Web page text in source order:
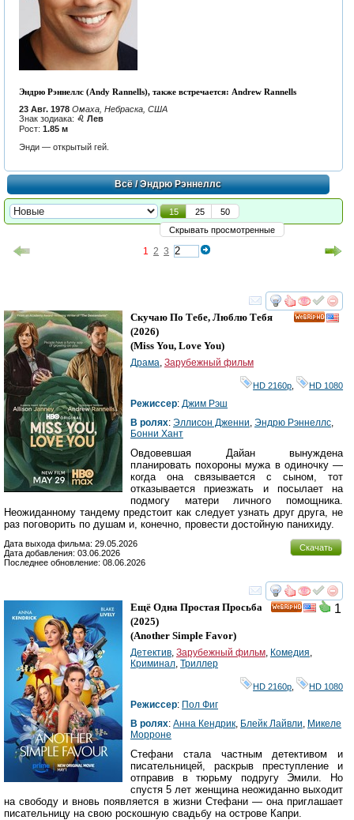
Эндрю Рэннеллс (Andy Rannells), также встречается: Andrew Rannells
23 Авг. 1978 Омаха, Небраска, США
Знак зодиака: ♌ Лев
Рост: 1.85 м
Энди — открытый гей.
Всё/ Эндрю Рэннеллс
15 25
50
Скрывать просмотренные
1 2 3
смотреть
Скучаю По Тебе, Люблю Тебя
(2026)
(Miss You, Love You)
Драма Зарубежный фильм
HD 2160р HD 1080
Режиссер: Джим Рэш
В ролях: Эллисон Дженни Эндрю Рэннеллс
Бонни Хант
Овдовевшая Дайан вынуждена
планировать похороны мужа в одиночку —
когда она связывается с сыном, тот
отказывается приезжать и посылает на
подмогу матери личного помощника.
Неожиданному тандему предстоит как следует узнать друг друга, не
раз поговорить по душам и, конечно, провести достойную панихиду.
Скачать
Дата выхода фильма: 29.05.2026
Дата добавления: 03.06.2026
Последнее обновление: 08.06.2026
смотреть
1
Ещё Одна Простая Просьба
(2025)
(Another Simple Favor)
Детектив Зарубежный фильм Комедия
Криминал Триллер
HD 2160р HD 1080
Режиссер: Пол Фиг
В ролях: Анна Кендрик Блейк Лайвли Микеле
Морроне
Стефани стала частным детективом и
писательницей, раскрыв преступление и
отправив в тюрьму подругу Эмили. Но
спустя 5 лет женщина неожиданно выходит
на свободу и вновь появляется в жизни Стефани — она приглашает
писательницу на свою роскошную свадьбу на острове Капри.